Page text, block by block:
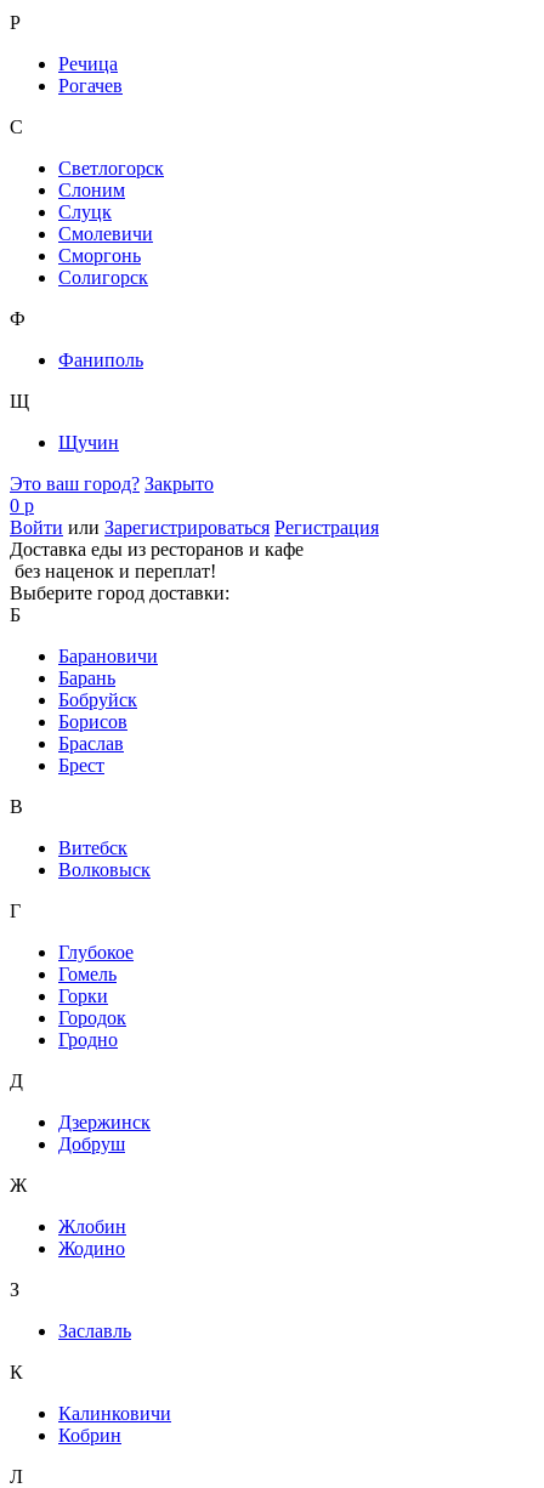
Р
Речица
Рогачев
С
Светлогорск
Слоним
Слуцк
Смолевичи
Сморгонь
Солигорск
Ф
Фаниполь
Щ
Щучин
Это ваш город? Закрыто
0 р
Войти или Зарегистрироваться Регистрация
Доставка еды из ресторанов и кафе
без наценок и переплат!
Выберите город доставки:
Б
Барановичи
Барань
Бобруйск
Борисов
Браслав
Брест
В
Витебск
Волковыск
Г
Глубокое
Гомель
Горки
Городок
Гродно
Д
Дзержинск
Добруш
Ж
Жлобин
Жодино
З
Заславль
К
Калинковичи
Кобрин
Л